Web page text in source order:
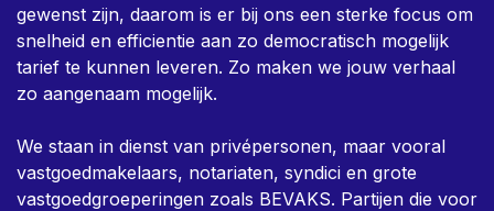
gewenst zijn, daarom is er bij ons een sterke focus om
snelheid en efficientie aan zo democratisch mogelijk
tarief te kunnen leveren. Zo maken we jouw verhaal
zo aangenaam mogelijk.
We staan in dienst van privépersonen, maar vooral
vastgoedmakelaars, notariaten, syndici en grote
vastgoedgroeperingen zoals BEVAKS. Partijen die voor